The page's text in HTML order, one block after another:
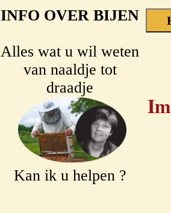
INFO OVER BIJEN
Alles wat u wil weten
van naaldje tot
draadje
Kan ik u helpen ?